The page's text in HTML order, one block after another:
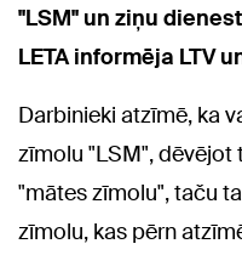
"LSM" un ziņu
LETA informēja LTV
Darbinieki atzīmē, ka
zīmolu "LSM", dēvējot
"mātes zīmolu", taču
zīmolu, kas pērn